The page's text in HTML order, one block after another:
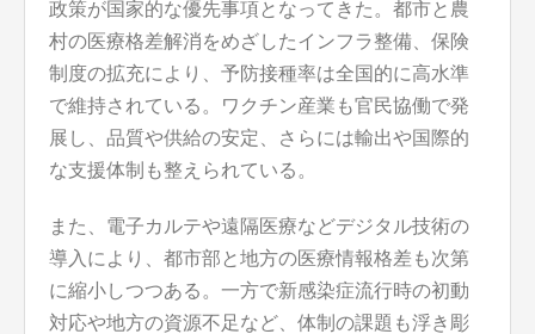
政策が国家的な優先事項となってきた。都市と農
村の医療格差解消をめざしたインフラ整備、保険
制度の拡充により、予防接種率は全国的に高水準
で維持されている。ワクチン産業も官民協働で発
展し、品質や供給の安定、さらには輸出や国際的
な支援体制も整えられている。
また、電子カルテや遠隔医療などデジタル技術の
導入により、都市部と地方の医療情報格差も次第
に縮小しつつある。一方で新感染症流行時の初動
対応や地方の資源不足など、体制の課題も浮き彫